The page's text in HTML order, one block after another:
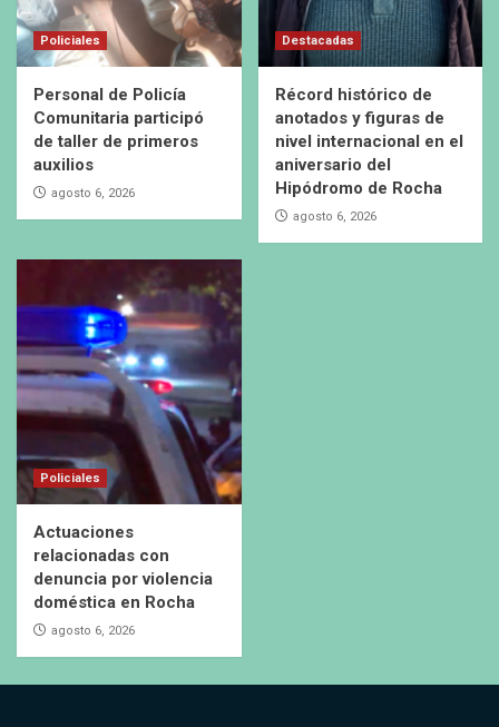
Policiales
Personal de Policía
Comunitaria participó
de taller de primeros
auxilios
agosto 6, 2026
Destacadas
Récord histórico de
anotados y figuras de
nivel internacional en el
aniversario del
Hipódromo de Rocha
agosto 6, 2026
Policiales
Actuaciones
relacionadas con
denuncia por violencia
doméstica en Rocha
agosto 6, 2026